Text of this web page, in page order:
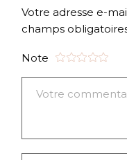
Votre adresse e-
champs
Note